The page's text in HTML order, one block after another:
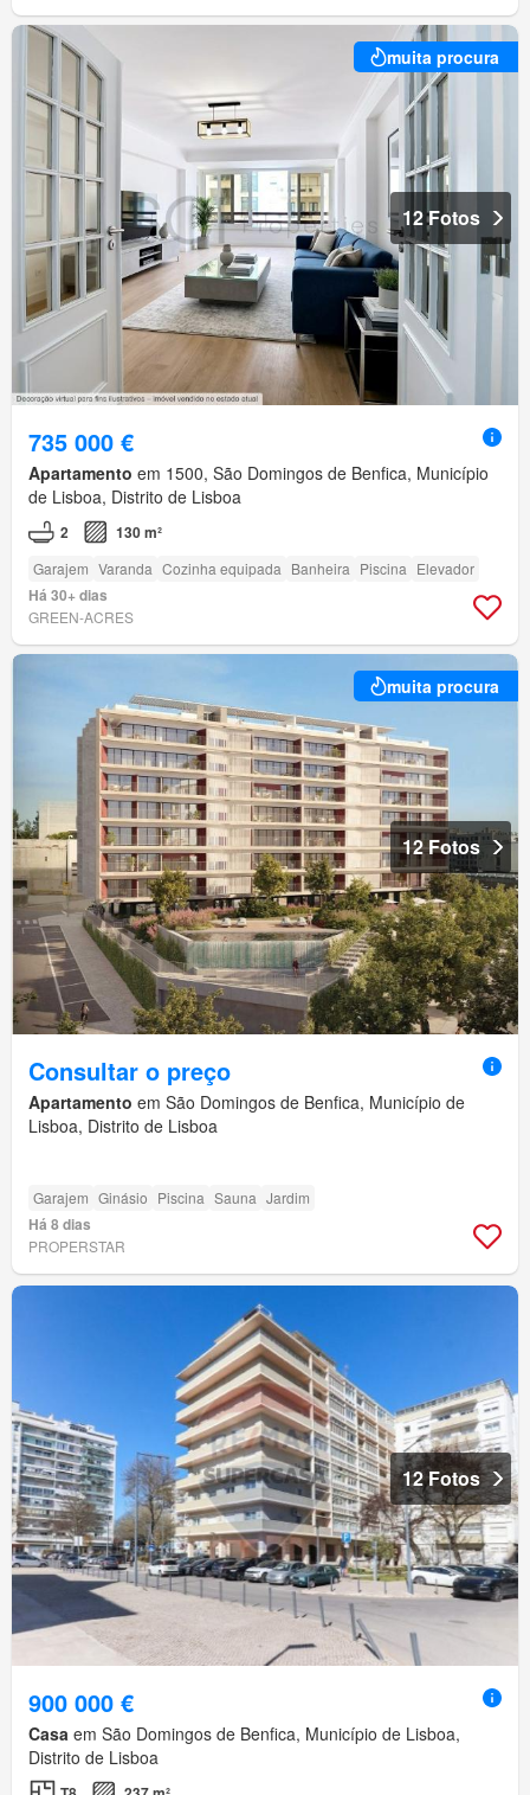
muita procura
12 Fotos
735 000 €
Apartamento em 1500, São Domingos de Benfica, Município
de Lisboa, Distrito de Lisboa
2 130 m²
Garajem Varanda Cozinha equipada Banheira Piscina Elevador
Há 30+ dias
GREEN-ACRES
muita procura
12 Fotos
Consultar o preço
Apartamento em São Domingos de Benfica, Município de
Lisboa, Distrito de Lisboa
Garajem Ginásio Piscina Sauna Jardim
Há 8 dias
PROPERSTAR
12 Fotos
900 000 €
Casa em São Domingos de Benfica, Município de Lisboa,
Distrito de Lisboa